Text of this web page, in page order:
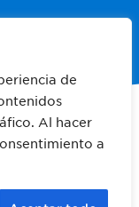
de
Al hacer
a